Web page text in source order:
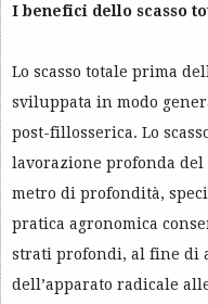
I benefici dello scasso
Lo scasso totale prima
sviluppata in modo
post-fillosserica. Lo
lavorazione profonda
metro di profondità,
pratica agronomica
strati profondi, al fine di
dell’apparato radicale